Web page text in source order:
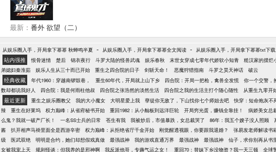
最新： 番外 欲望（二）
从娱乐圈入手，开局拿下幂幂 秋蝉鸣半夏 - 从娱乐圈入手，开局拿下幂幂全文阅读 - 从娱乐圈入手，开局拿下幂幂txt下载
站内强推 恨骨迷情 楚后 锦衣夜行 斗罗大陆的怪兽武魂 娱乐春秋 末世女穿成七零年代娇软小知青 糙汉家的摆烂
弟媳妇秦淮茹
娱乐人生从三十而已开始 重生之四合院的日子 剑斩天命！ 恶魔狩猎指南 斗罗之昊天神话 破云
经典收藏 年代1960：穿越南锣鼓巷， 重生60年代，开局就上山下乡 四合院：开局一把枪，禽兽全发慌 你一个交警，
数却都说我好人
四合院：我是何雨柱他叔 四合院之张浩然的淡然生活 四合院之我的生活主打个随心随性 从重生九零开
最近更新 重生之娱乐圈教父 我的大小魔女 大明星爱上我 孽徒你无敌了，下山找你七个师姐去吧 快穿：短命炮灰不
辣
重生在好莱坞 权力巅峰：从省府秘书开始 重回1982：从小舢板到远洋巨轮 开局穷光蛋，赚钱全靠挂！ 病娇美女总
么鬼？我就一破产厂长！
一名SS士兵的日常 苍生有我 我被炒后，市值暴跌，女总裁哭了 86年：我五个嫂子没人照顾
酱
扒开相声马褂里面全是西游辛密 权力巅峰：从拒绝省厅千金开始 刚觉醒透视眼，你要跟我退婚？ 张易发老师解读书
级
医武双绝 明明是合约，她们却想假戏真做 最强战神 我的游戏直通万界 最强战神 最强战神 仙子，求你别再从书
女被我宠上天
规则怪谈：但我养的是邪神啊 我反派他哥，专薅气运之女！ 重回70：替妹下乡没物资？我一天三顿 全球